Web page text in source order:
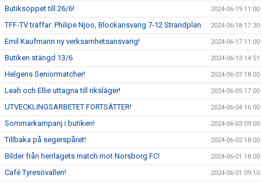
Butiksöppet till 26/6! 2024-06-19 11:00
TFF-TV träffar: Philipe Njoo, Blockansvarig 7-12 Strandplan 2024-06-18 17:30
Emil Kaufmann ny verksamhetsansvarig! 2024-06-17 11:00
Butiken stängd 13/6 2024-06-13 14:51
Helgens Seniormatcher! 2024-06-07 18:00
Leah och Ellie uttagna till riksläger! 2024-06-05 17:00
UTVECKLINGSARBETET FORTSÄTTER! 2024-06-04 16:00
Sommarkampanj i butiken! 2024-06-03 09:00
Tillbaka på segerspåret! 2024-06-02 18:00
Bilder från herrlagets match mot Norsborg FC! 2024-06-01 18:00
Café Tyresövallen! 2024-06-01 09:10